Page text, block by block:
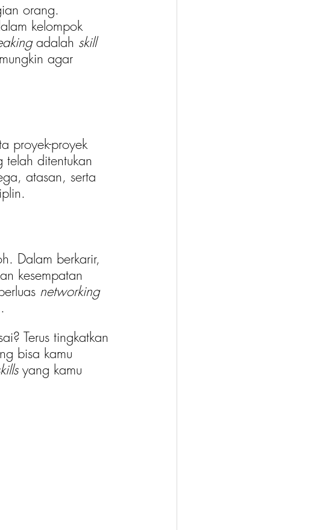
orang.
kelompok
adalah skill
agar
proyek-proyek
ditentukan
atasan, serta
Dalam berkarir,
kesempatan
networking
Terus tingkatkan
bisa kamu
yang kamu